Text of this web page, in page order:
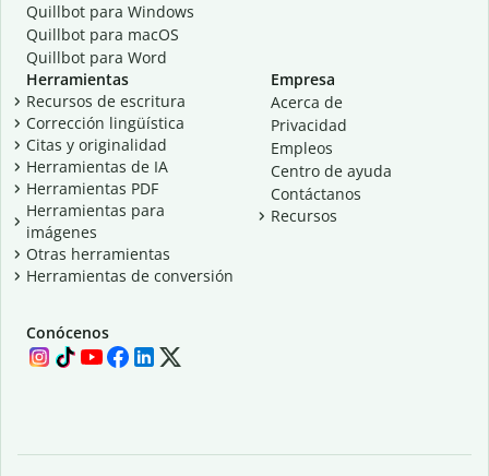
Quillbot para Windows
Quillbot para macOS
Quillbot para Word
Herramientas
Recursos de escritura
Corrección lingüística
Citas y originalidad
Herramientas de IA
Herramientas PDF
Herramientas para
imágenes
Otras herramientas
Herramientas de conversión
Empresa
Acerca de
Privacidad
Empleos
Centro de ayuda
Contáctanos
Recursos
Conócenos